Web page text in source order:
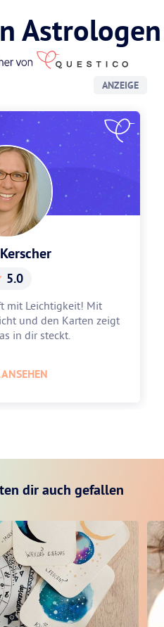
Astrologen
ANZEIGE
5.0
mit Leichtigkeit! Mit
und den Karten zeigt
in dir steckt.
dir auch gefallen